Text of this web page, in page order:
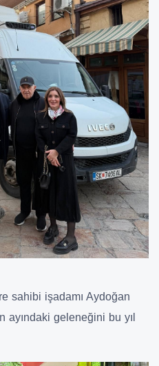
sahibi işadamı Aydoğan
geleneğini bu yıl